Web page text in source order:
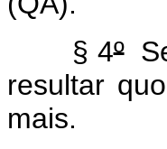
§ 4º
resultar
mais.